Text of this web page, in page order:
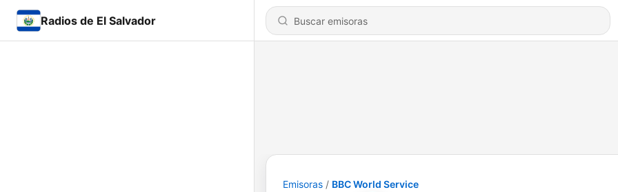
Radios de El Salvador
Emisoras BBC World Service